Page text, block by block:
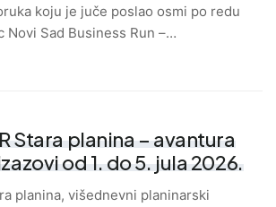
koju je juče poslao osmi po redu
Novi Sad Business Run –…
Stara planina – avantura
od 1. do 5. jula 2026.
planina, višednevni planinarski